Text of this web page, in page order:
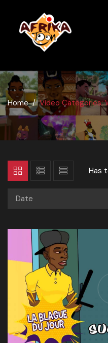
Home Video Categories:
Has
Date